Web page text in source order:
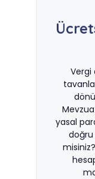
Vergi
yasal